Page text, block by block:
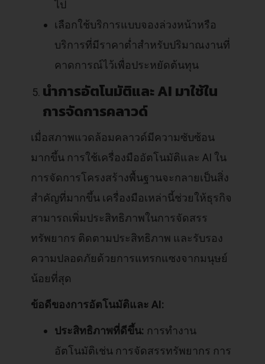
ไป
เลือกใช้บริการแบบจองล่วงหน้าหรือ
บริการที่มีราคาต่ำสำหรับปริมาณงานที่
คาดการณ์ไว้เพื่อประหยัดต้นทุน
นำการอัตโนมัติและ AI มาใช้ใน
การจัดการคลาวด์
เมื่อสภาพแวดล้อมคลาวด์มีความซับซ้อน
มากขึ้น การใช้เครื่องมืออัตโนมัติและ AI ใน
การจัดการโครงสร้างพื้นฐานจะกลายเป็นสิ่ง
สำคัญที่มากขึ้น เครื่องมือเหล่านี้ช่วยให้ธุรกิจ
สามารถเพิ่มประสิทธิภาพในการจัดสรร
ทรัพยากร ติดตามประสิทธิภาพ และรับรอง
ความปลอดภัยด้วยการแทรกแซงจากมนุษย์
น้อยที่สุด
ข้อดีของการอัตโนมัติและ AI:
ประสิทธิภาพที่ดีขึ้น: การทำงาน
อัตโนมัติเช่น การจัดสรรทรัพยากร การ